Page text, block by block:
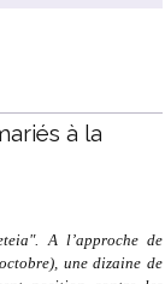
à la
A l’approche de
une dizaine de